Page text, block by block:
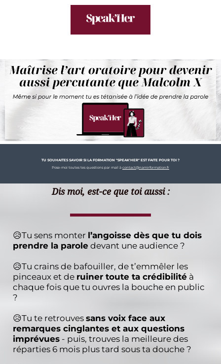
TU SOUHAITES SAVOIR SI LA FORMATION "SPEAK'HER" EST FAITE POUR TOI ?
Pose-moi toutes tes questions par mail à contact@namirformation.fr
Dis moi, est-ce que toi aussi :
😥Tu sens monter l’angoisse dès que tu dois
prendre la parole devant une audience ?
😥Tu crains de bafouiller, de t’emmêler les
pinceaux et de ruiner toute ta crédibilité à
chaque fois que tu ouvres la bouche en public
?
😥Tu te retrouves sans voix face aux
remarques cinglantes et aux questions
imprévues - puis, trouves la meilleure des
réparties 6 mois plus tard sous ta douche ?